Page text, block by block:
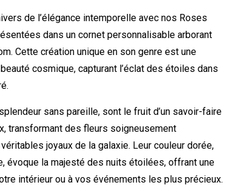
de l’élégance intemporelle avec nos Roses
dans un cornet personnalisable arborant
Cette création unique en son genre est une
cosmique, capturant l’éclat des étoiles dans
sans pareille, sont le fruit d’un savoir-faire
transformant des fleurs soigneusement
joyaux de la galaxie. Leur couleur dorée,
évoque la majesté des nuits étoilées, offrant une
intérieur ou à vos événements les plus précieux.